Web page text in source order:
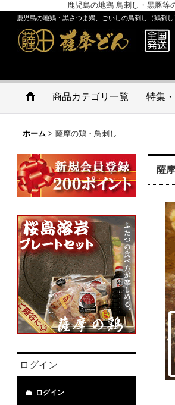
鹿児島の地鶏 鳥刺し・黒豚等
鹿児島の地鶏・黒さつま鶏、ごいしの鳥刺し（鶏刺
商品カテゴリ一覧 特集
ホーム > 薩摩の鶏・鳥刺し
ログイン
ログイン
薩